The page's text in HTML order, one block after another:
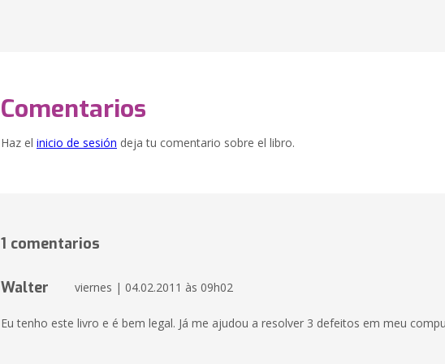
Comentarios
Haz el inicio de sesión deja tu comentario sobre el libro.
1 comentarios
Walter viernes | 04.02.2011 às 09h02
Eu tenho este livro e é bem legal. Já me ajudou a resolver 3 defeitos em meu